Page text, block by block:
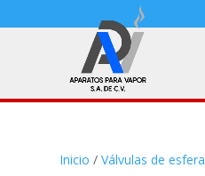
Inicio /Válvulas de esfera